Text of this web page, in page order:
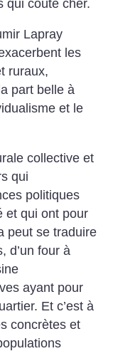
qui coûte cher.
Lapray
les
ruraux,
part belle à
et le
collective et
qui
politiques
et qui ont pour
peut se traduire
d’un four à
ayant pour
Et c’est à
concrètes et